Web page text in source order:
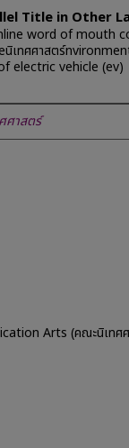
Title in Other
word of mouth
เทศศาสตร์
electric vehicle (ev)
ศาสตร์
Arts (คณะนิเทศ